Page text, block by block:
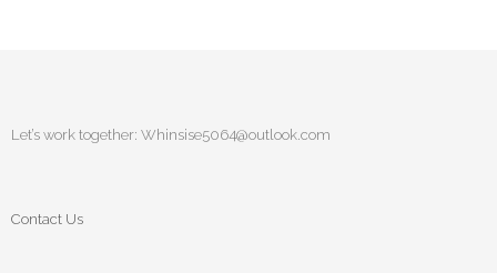
Let’s work together: Whinsise5064@outlook.com
Contact Us